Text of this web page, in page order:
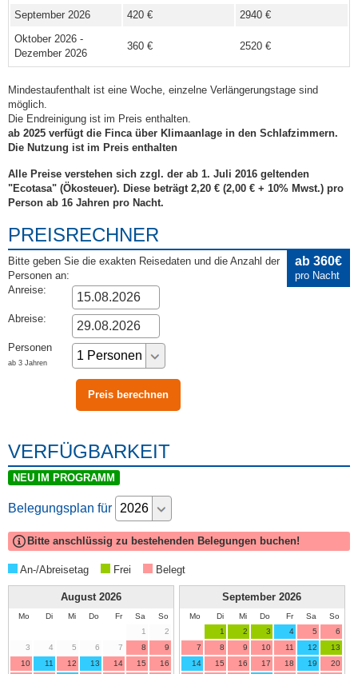
September 2026 420 €
2940 €
Oktober 2026 -
Dezember 2026
360 € 2520 €
Mindestaufenthalt ist eine Woche, einzelne Verlängerungstage sind
möglich.
Die Endreinigung ist im Preis enthalten.
ab 2025 verfügt die Finca über Klimaanlage in den Schlafzimmern.
Die Nutzung ist im Preis enthalten
Alle Preise verstehen sich zzgl. der ab 1. Juli 2016 geltenden
"Ecotasa" (Ökosteuer). Diese beträgt 2,20 € (2,00 € + 10% Mwst.) pro
Person ab 16 Jahren pro Nacht.
ab 360€
pro Nacht
PREISRECHNER
Bitte geben Sie die exakten Reisedaten und die Anzahl der
Personen an:
Anreise:
Abreise:
Personen
ab 3 Jahren
VERFÜGBARKEIT
NEU IM PROGRAMM
Belegungsplan für
Bitte anschlüssig zu bestehenden Belegungen buchen!
An-/Abreisetag Frei Belegt
August 2026
Mo Di Mi Do Fr Sa
So
1
2
3
4 5 6 7 8
9
10
11 12 13 14 15
16
September 2026
Mo Di Mi Do Fr Sa
So
1
2 3 4 5
6
7
8 9 10 11 12
13
14
15 16 17 18 19
20